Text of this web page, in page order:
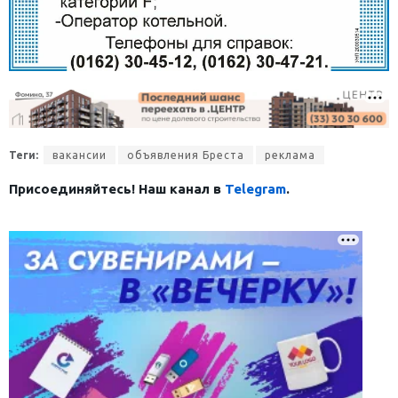
Теги: вакансии объявления Бреста реклама
Присоединяйтесь! Наш канал в Telegram.